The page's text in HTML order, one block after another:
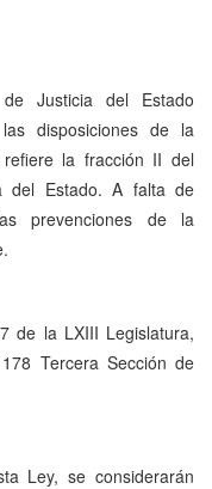
Justicia del Estado
disposiciones de la
la fracción II del
del Estado. A falta de
prevenciones de la
de la LXIII Legislatura,
Tercera Sección de
Ley, se considerarán